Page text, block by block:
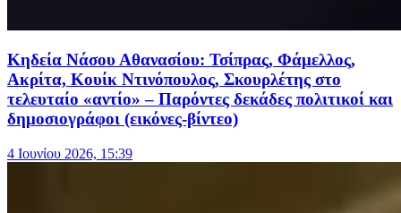
Κηδεία Νάσου Αθανασίου: Τσίπρας, Φάμελλος,
Ακρίτα, Κουίκ Ντινόπουλος, Σκουρλέτης στο
τελευταίο «αντίο» – Παρόντες δεκάδες πολιτικοί και
δημοσιογράφοι (εικόνες-βίντεο)
4 Ιουνίου 2026, 15:39